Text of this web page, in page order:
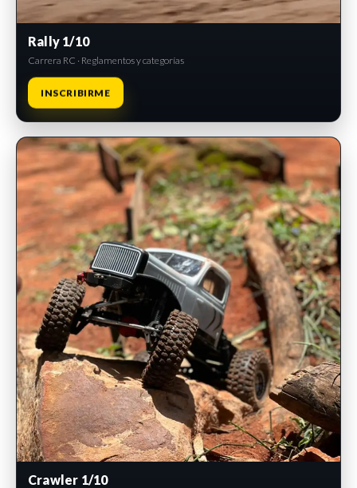
Rally 1/10
Carrera RC · Reglamentos y categorías
INSCRIBIRME
INSCRIPCIONES ABIERTAS
Crawler 1/10